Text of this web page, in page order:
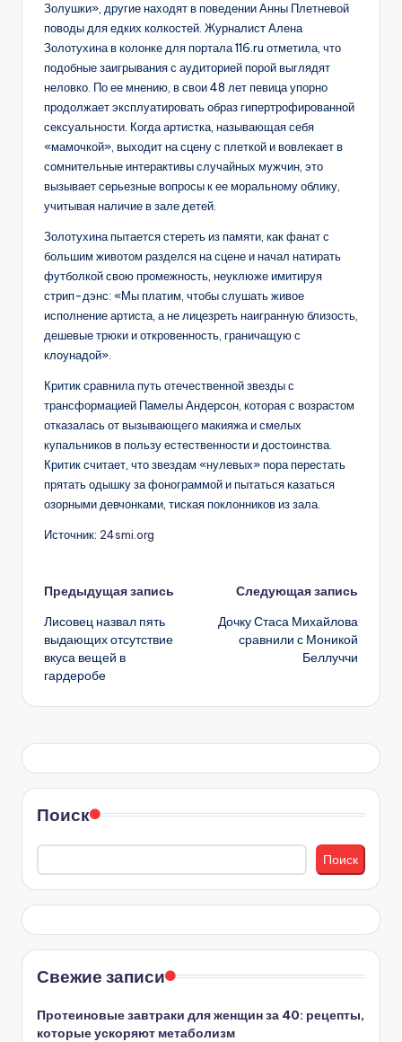
Золушки», другие находят в поведении Анны Плетневой
поводы для едких колкостей. Журналист Алена
Золотухина в колонке для портала 116.ru отметила, что
подобные заигрывания с аудиторией порой выглядят
неловко. По ее мнению, в свои 48 лет певица упорно
продолжает эксплуатировать образ гипертрофированной
сексуальности. Когда артистка, называющая себя
«мамочкой», выходит на сцену с плеткой и вовлекает в
сомнительные интерактивы случайных мужчин, это
вызывает серьезные вопросы к ее моральному облику,
учитывая наличие в зале детей.
Золотухина пытается стереть из памяти, как фанат с
большим животом разделся на сцене и начал натирать
футболкой свою промежность, неуклюже имитируя
стрип-дэнс: «Мы платим, чтобы слушать живое
исполнение артиста, а не лицезреть наигранную близость,
дешевые трюки и откровенность, граничащую с
клоунадой».
Критик сравнила путь отечественной звезды с
трансформацией Памелы Андерсон, которая с возрастом
отказалась от вызывающего макияжа и смелых
купальников в пользу естественности и достоинства.
Критик считает, что звездам «нулевых» пора перестать
прятать одышку за фонограммой и пытаться казаться
озорными девчонками, тиская поклонников из зала.
Источник: 24smi.org
Навигация
записи
Предыдущая запись
Лисовец назвал пять
выдающих отсутствие
вкуса вещей в
гардеробе
Следующая запись
Дочку Стаса Михайлова
сравнили с Моникой
Беллуччи
Поиск
Поиск
Свежие записи
Протеиновые завтраки для женщин за 40: рецепты,
которые ускоряют метаболизм